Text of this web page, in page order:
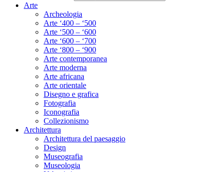
Arte
Archeologia
Arte ‘400 – ‘500
Arte ‘500 – ‘600
Arte ‘600 – ‘700
Arte ‘800 – ‘900
Arte contemporanea
Arte moderna
Arte africana
Arte orientale
Disegno e grafica
Fotografia
Iconografia
Collezionismo
Architettura
Architettura del paesaggio
Design
Museografia
Museologia